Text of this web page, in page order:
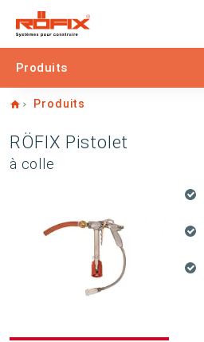
Produits
Home
Produits
RÖFIX Pistolet
à colle